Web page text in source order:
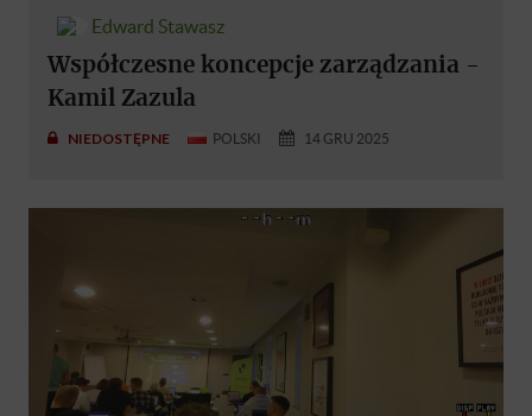
Edward Stawasz
Współczesne koncepcje zarządzania -
Kamil Zazula
NIEDOSTĘPNE POLSKI 14 GRU 2025